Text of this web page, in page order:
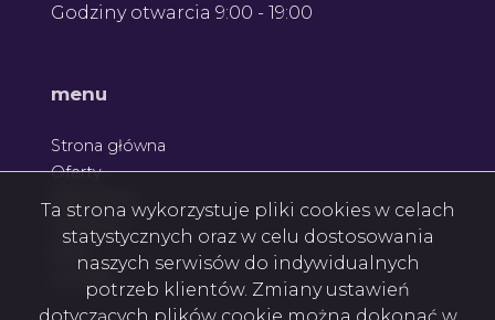
Godziny otwarcia 9:00 - 19:00
menu
Strona główna
Oferty
Ta strona wykorzystuje pliki cookies w celach
statystycznych oraz w celu dostosowania
naszych serwisów do indywidualnych
potrzeb klientów. Zmiany ustawień
dotyczących plików cookie można dokonać w